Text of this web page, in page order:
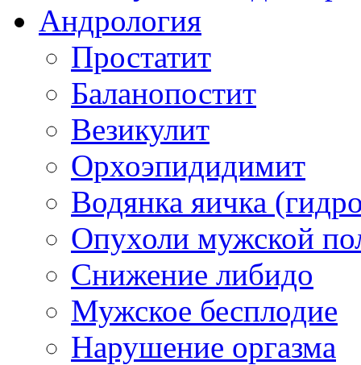
Андрология
Простатит
Баланопостит
Везикулит
Орхоэпидидимит
Водянка яичка
Опухоли мужской
Снижение либидо
Мужское бесплодие
Нарушение оргазма